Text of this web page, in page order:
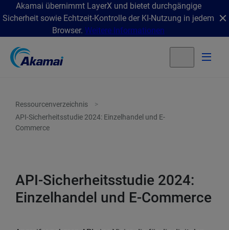
Akamai übernimmt LayerX und bietet durchgängige
Sicherheit sowie Echtzeit-Kontrolle der KI-Nutzung in jedem
Browser. Weitere Informationen
Ressourcenverzeichnis
API-Sicherheitsstudie 2024: Einzelhandel und E-
Commerce
API-Sicherheitsstudie 2024:
Einzelhandel und E-Commerce